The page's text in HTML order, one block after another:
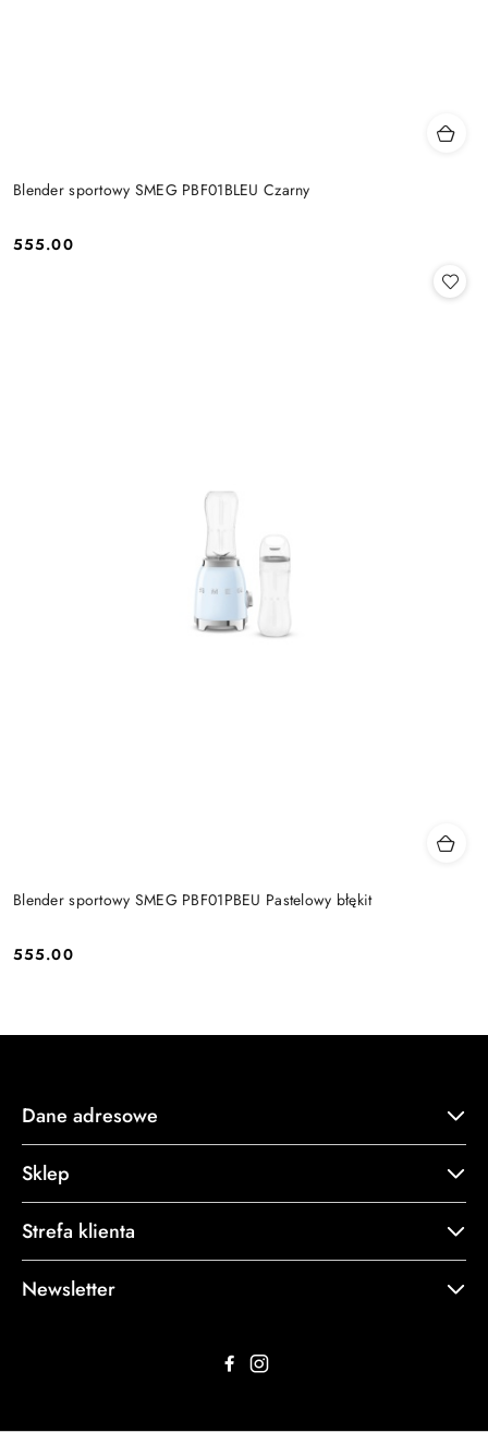
Blender sportowy SMEG PBF01BLEU Czarny
Cena:
555.00
Blender sportowy SMEG PBF01PBEU Pastelowy błękit
Cena:
555.00
Dane adresowe
Sklep
Strefa klienta
Newsletter